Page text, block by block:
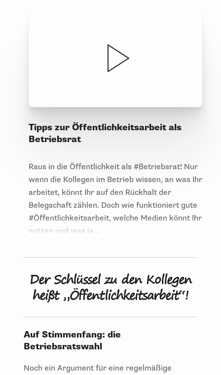
Tipps zur Öffentlichkeitsarbeit als
Betriebsrat
Raus in die Öffentlichkeit als #Betriebsrat! Nur
wenn die Kollegen im Betrieb wissen, an was Ihr
arbeitet, könnt Ihr auf den Rückhalt der
Belegschaft zählen. Doch wie funktioniert gute
#Öffentlichkeitsarbeit, welche Medien könnt Ihr
nutzen und was is ...
Der Schlüssel zu den Kollegen
heißt „Öffentlichkeitsarbeit“!
Auf Stimmenfang: die
Betriebsratswahl
Noch ein Argument für eine regelmäßige